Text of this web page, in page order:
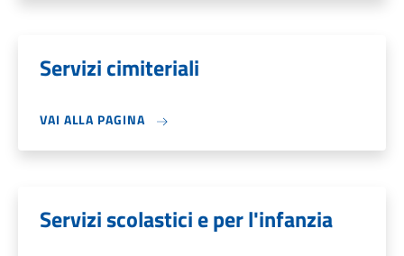
Servizi cimiteriali
VAI ALLA PAGINA
Servizi scolastici e per l'infanzia